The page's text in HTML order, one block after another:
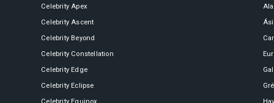
Celebrity Apex
Celebrity Ascent
Celebrity Beyond
Celebrity Constellation
Celebrity Edge
Celebrity Eclipse
Celebrity Equinox